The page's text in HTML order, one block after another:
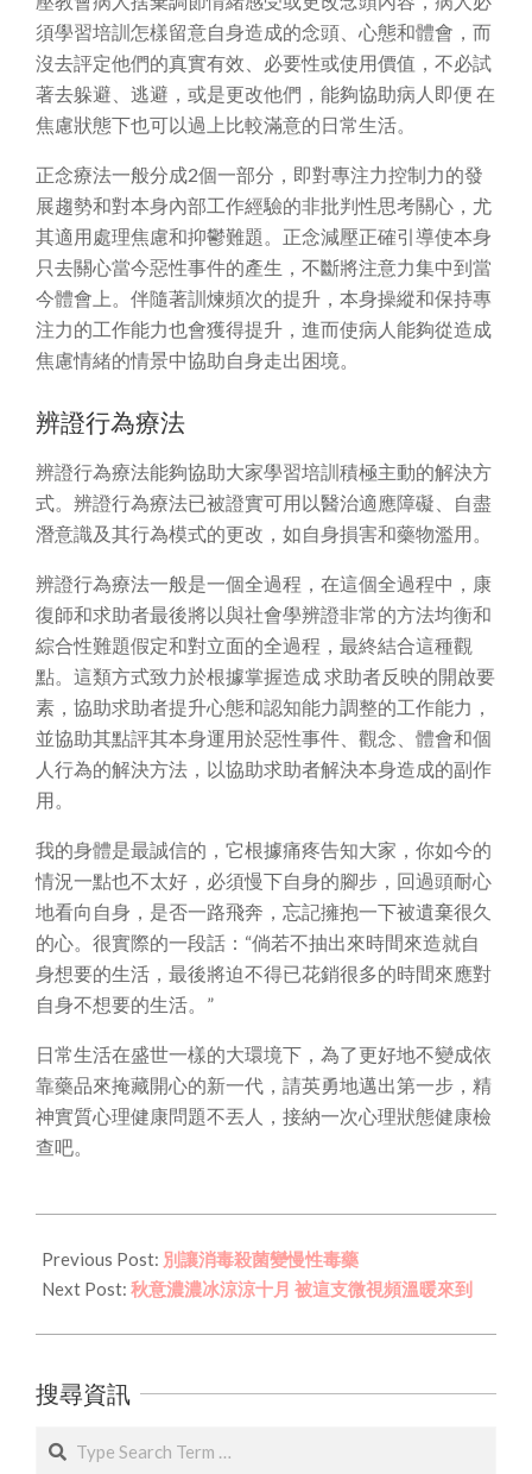
須學習培訓怎樣留意自身造成的念頭、心態和體會，而
沒去評定他們的真實有效、必要性或使用價值，不必試
著去躲避、逃避，或是更改他們，能夠協助病人即便 在
焦慮狀態下也可以過上比較滿意的日常生活。
正念療法一般分成2個一部分，即對專注力控制力的發
展趨勢和對本身內部工作經驗的非批判性思考關心，尤
其適用處理焦慮和抑鬱難題。正念減壓正確引導使本身
只去關心當今惡性事件的產生，不斷將注意力集中到當
今體會上。伴隨著訓煉頻次的提升，本身操縱和保持專
注力的工作能力也會獲得提升，進而使病人能夠從造成
焦慮情緒的情景中協助自身走出困境。
辨證行為療法
辨證行為療法能夠協助大家學習培訓積極主動的解決方
式。辨證行為療法已被證實可用以醫治適應障礙、自盡
潛意識及其行為模式的更改，如自身損害和藥物濫用。
辨證行為療法一般是一個全過程，在這個全過程中，康
復師和求助者最後將以與社會學辨證非常的方法均衡和
綜合性難題假定和對立面的全過程，最終結合這種觀
點。這類方式致力於根據掌握造成 求助者反映的開啟要
素，協助求助者提升心態和認知能力調整的工作能力，
並協助其點評其本身運用於惡性事件、觀念、體會和個
人行為的解決方法，以協助求助者解決本身造成的副作
用。
我的身體是最誠信的，它根據痛疼告知大家，你如今的
情況一點也不太好，必須慢下自身的腳步，回過頭耐心
地看向自身，是否一路飛奔，忘記擁抱一下被遺棄很久
的心。很實際的一段話：“倘若不抽出來時間來造就自
身想要的生活，最後將迫不得已花銷很多的時間來應對
自身不想要的生活。”
日常生活在盛世一樣的大環境下，為了更好地不變成依
靠藥品來掩藏開心的新一代，請英勇地邁出第一步，精
神實質心理健康問題不丟人，接納一次心理狀態健康檢
查吧。
10-
13
Previous Post: 別讓消毒殺菌變慢性毒藥
Next Post: 秋意濃濃冰涼涼十月 被這支微視頻溫暖來到
搜尋資訊
Search